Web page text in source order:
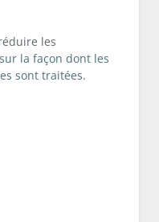
les
la façon dont les
sont traitées.